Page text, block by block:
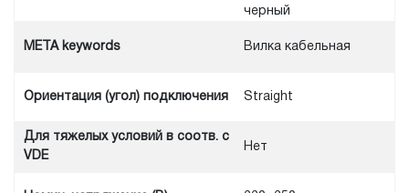
черный
META keywords Вилка кабельная
Ориентация (угол) подключения Straight
Для тяжелых условий в соотв. с
VDE
Нет